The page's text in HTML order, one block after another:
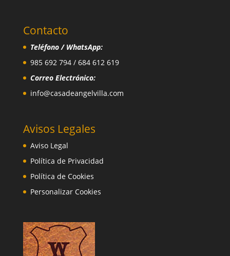
Contacto
Teléfono / WhatsApp:
985 692 794 / 684 612 619
Correo Electrónico:
info@casadeangelvilla.com
Avisos Legales
Aviso Legal
Política de Privacidad
Política de Cookies
Personalizar Cookies